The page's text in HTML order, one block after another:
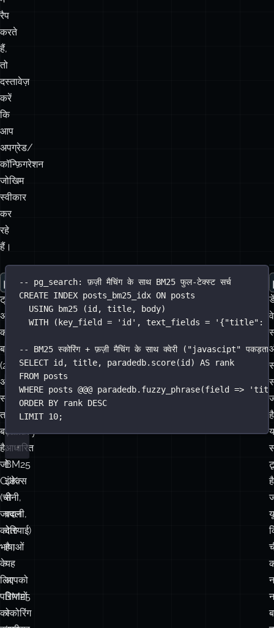
रैप
करते
हैं,
तो
दस्तावेज़
करें
कि
आप
अपग्रेड/
कॉन्फ़िगरेशन
जोखिम
स्वीकार
कर
रहे
हैं।
pg_bigm
ट्राइग्राम
अप्रोच
को
बाइग्राम
(2-
अक्षर
स्लाइस)
तक
बढ़ाता
है,
जो
CJK
(चीनी,
जापानी,
कोरियाई)
भाषाओं
के
लिए
परिणामों
को
pg_search
ParadeDB
GIN
tsvector
स्टैक
Tantivy-
आधारित
BM25
इंडेक्स
से
बदल
देता
है।
यह
आपको
BM25
स्कोरिंग
-- pg_search: फ़ज़ी मैचिंग के साथ BM25 फुल-टेक्स्ट सर्च
CREATE INDEX posts_bm25_idx ON posts
USING bm25 (id, title, body)
WITH (key_field = ' id ' , text_fields = ' {"title":
-- BM25 स्कोरिंग + फ़ज़ी मैचिंग के साथ क्वेरी ("javascipt" पकड़ता
SELECT id, title, paradedb. score(id) AS rank
FROM posts
WHERE posts @@@ paradedb. fuzzy_phrase(field => '
ORDER BY rank DESC
LIMIT 10;
है